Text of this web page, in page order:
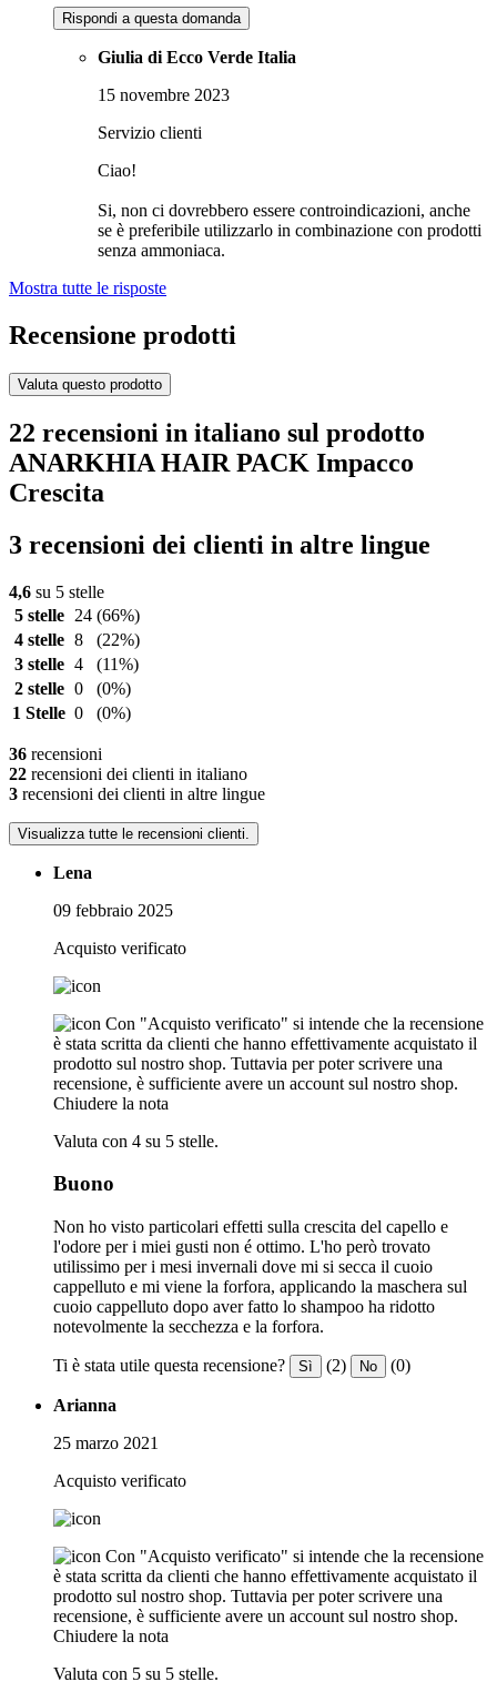
Rispondi a questa domanda
Giulia di Ecco Verde Italia
15 novembre 2023
Servizio clienti
Ciao!
Si, non ci dovrebbero essere controindicazioni, anche
se è preferibile utilizzarlo in combinazione con prodotti
senza ammoniaca.
Mostra tutte le risposte
Recensione prodotti
Valuta questo prodotto
22 recensioni in italiano sul prodotto
ANARKHIA HAIR PACK Impacco
Crescita
3 recensioni dei clienti in altre lingue
4,6 su 5 stelle
5 stelle
24 (66%)
4 stelle 8
(22%)
3 stelle 4
(11%)
2 stelle 0
(0%)
1 Stelle 0 (0%)
36 recensioni
22 recensioni dei clienti in italiano
3 recensioni dei clienti in altre lingue
Visualizza tutte le recensioni clienti.
Lena
09 febbraio 2025
Acquisto verificato
Con "Acquisto verificato" si intende che la recensione
è stata scritta da clienti che hanno effettivamente acquistato il
prodotto sul nostro shop. Tuttavia per poter scrivere una
recensione, è sufficiente avere un account sul nostro shop.
Chiudere la nota
Valuta con 4 su 5 stelle.
Buono
Non ho visto particolari effetti sulla crescita del capello e
l'odore per i miei gusti non é ottimo. L'ho però trovato
utilissimo per i mesi invernali dove mi si secca il cuoio
cappelluto e mi viene la forfora, applicando la maschera sul
cuoio cappelluto dopo aver fatto lo shampoo ha ridotto
notevolmente la secchezza e la forfora.
Ti è stata utile questa recensione? Sì (2) No (0)
Arianna
25 marzo 2021
Acquisto verificato
Con "Acquisto verificato" si intende che la recensione
è stata scritta da clienti che hanno effettivamente acquistato il
prodotto sul nostro shop. Tuttavia per poter scrivere una
recensione, è sufficiente avere un account sul nostro shop.
Chiudere la nota
Valuta con 5 su 5 stelle.